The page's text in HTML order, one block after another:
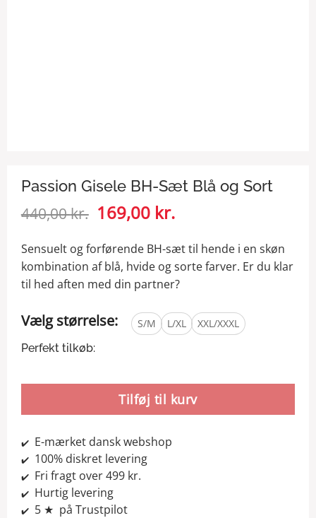
Passion Gisele BH-Sæt Blå og Sort
440,00kr. Den
oprindelige
pris
var:
440,00 kr..
169,00 kr.
aktuelle
pris
er:
169,00 kr..
Sensuelt og forførende BH-sæt til hende i en skøn
kombination af blå, hvide og sorte farver. Er du klar
til hed aften med din partner?
Vælg størrelse: S/M L/XL
XXL/XXXL
Perfekt tilkøb:
Tilføj til kurv
✔️E-mærket dansk webshop
✔️100% diskret levering
✔️Fri fragt over 499 kr.
✔️Hurtig levering
✔️5 ★ på Trustpilot